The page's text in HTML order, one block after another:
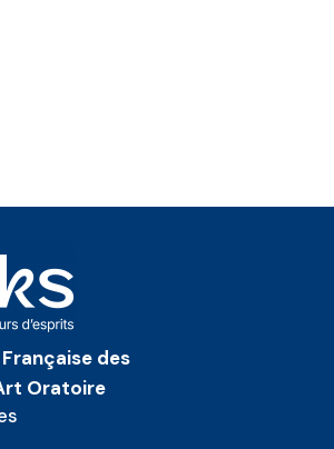
des
Oratoire